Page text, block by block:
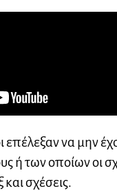
επέλεξαν να μην
ή των οποίων οι
και σχέσεις.